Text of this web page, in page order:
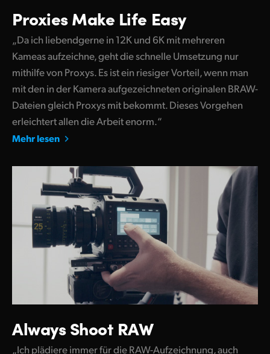
Proxies Make Life Easy
„Da ich liebendgerne in 12K und 6K mit mehreren
Kameas aufzeichne, geht die schnelle Umsetzung nur
mithilfe von Proxys. Es ist ein riesiger Vorteil, wenn man
mit den in der Kamera aufgezeichneten originalen BRAW-
Dateien gleich Proxys mit bekommt. Dieses Vorgehen
erleichtert allen die Arbeit enorm.“
Mehr lesen
Always Shoot RAW
„Ich plädiere immer für die RAW-Aufzeichnung, auch